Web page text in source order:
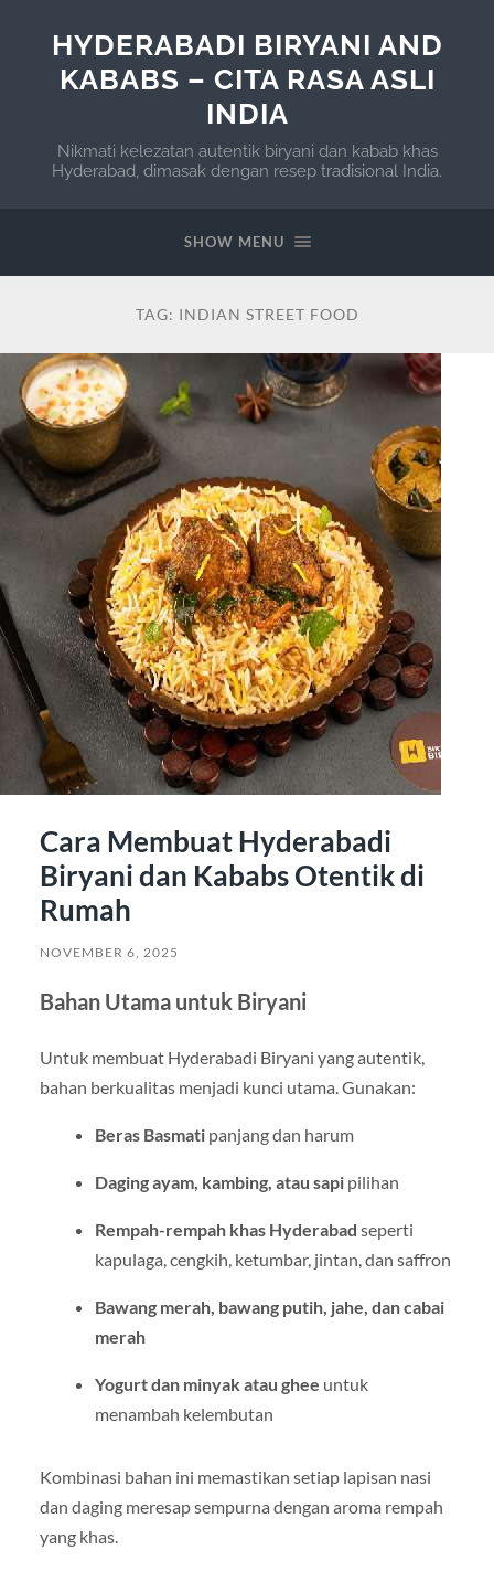
HYDERABADI BIRYANI AND
KABABS – CITA RASA ASLI
INDIA
Nikmati kelezatan autentik biryani dan kabab khas
Hyderabad, dimasak dengan resep tradisional India.
SHOW MENU
TAG: INDIAN STREET FOOD
Cara Membuat Hyderabadi
Biryani dan Kababs Otentik di
Rumah
NOVEMBER 6, 2025
Bahan Utama untuk Biryani
Untuk membuat Hyderabadi Biryani yang autentik,
bahan berkualitas menjadi kunci utama. Gunakan:
Beras Basmatipanjang dan harum
Daging ayam, kambing, atau sapipilihan
Rempah-rempah khas Hyderabad seperti
kapulaga, cengkih, ketumbar, jintan, dan saffron
Bawang merah, bawang putih, jahe, dan cabai
merah
Yogurt dan minyak atau ghee untuk
menambah kelembutan
Kombinasi bahan ini memastikan setiap lapisan nasi
dan daging meresap sempurna dengan aroma rempah
yang khas.